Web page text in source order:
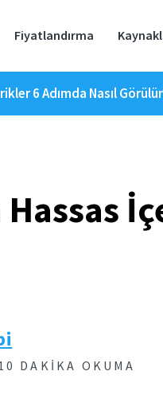
Fiyatlandırma
6 Adımda Nasıl
DAKIKA OKUMA